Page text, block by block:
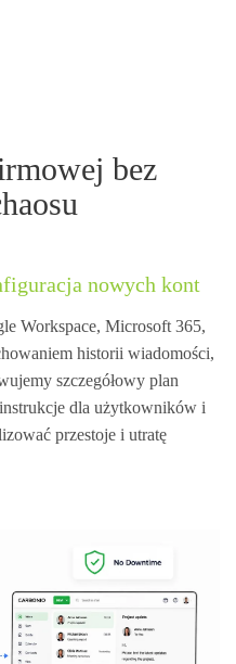
bez
nowych kont
Workspace, Microsoft 365,
historii wiadomości,
szczegółowy plan
dla użytkowników i
przestoje i utratę